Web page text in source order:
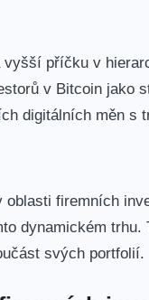
příčku v
⁣v Bitcoin jako
digitálních měn​ s
firemních
dynamickém
svých portfolií.